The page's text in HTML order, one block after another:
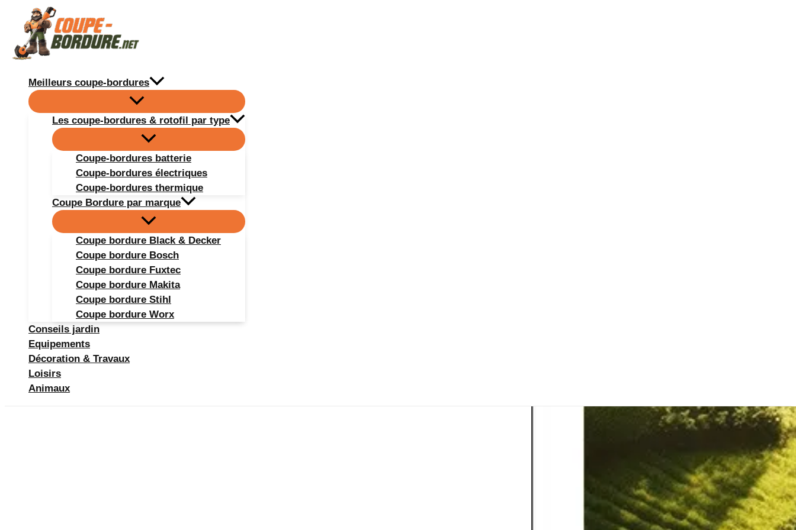
contenu
Meilleurs coupe-bordures
Les coupe-bordures & rotofil par type
Coupe-bordures batterie
Coupe-bordures électriques
Coupe-bordures thermique
Coupe Bordure par marque
Coupe bordure Black & Decker
Coupe bordure Bosch
Coupe bordure Fuxtec
Coupe bordure Makita
Coupe bordure Stihl
Coupe bordure Worx
Conseils jardin
Equipements
Décoration & Travaux
Loisirs
Animaux